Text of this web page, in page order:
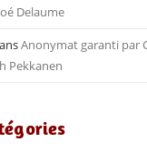
Delaume
Anonymat garanti par
Pekkanen